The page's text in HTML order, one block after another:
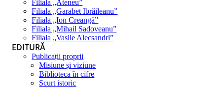
Filiala „Ateneu”
Filiala „Garabet Ibrăileanu”
Filiala „Ion Creangă”
Filiala „Mihail Sadoveanu”
Filiala „Vasile Alecsandri”
EDITURĂ
Publicații proprii
Misiune şi viziune
Biblioteca în cifre
Scurt istoric